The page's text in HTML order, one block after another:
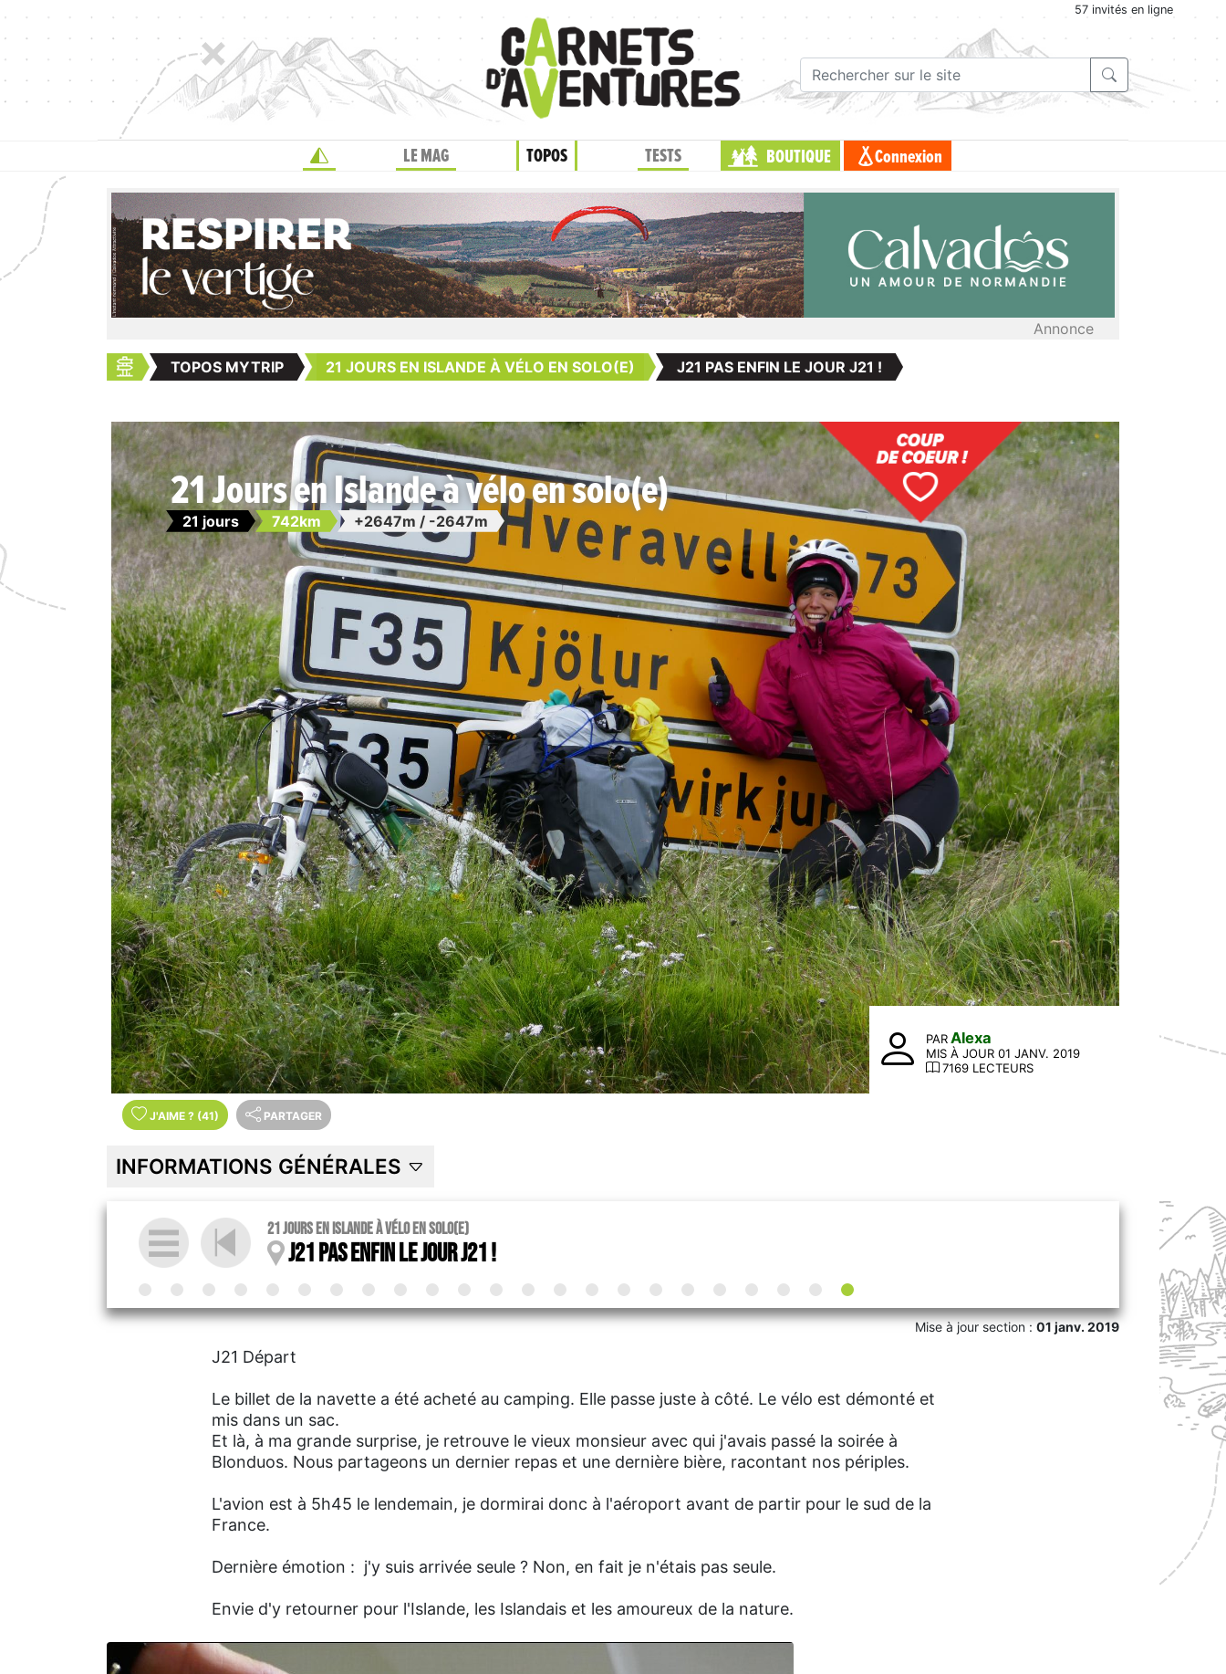
57 invités en ligne
LE MAG TOPOS TESTS BOUTIQUE Connexion
Annonce
TOPOS MYTRIP 21 JOURS EN ISLANDE À VÉLO EN SOLO(E) J21 PAS ENFIN LE JOUR J21 !
21 Jours en Islande à vélo en solo(e)
21 jours 742km +2647m / -2647m
PAR Alexa
MIS À JOUR 01 JANV. 2019
7169 LECTEURS
J'AIME ? (41) PARTAGER
INFORMATIONS GÉNÉRALES
21 Jours en Islande à vélo en solo(e)
J21 Pas enfin le Jour J21 !
Mise à jour section :01 janv. 2019
J21 Départ
Le billet de la navette a été acheté au camping. Elle passe juste à côté. Le vélo est démonté et
mis dans un sac.
Et là, à ma grande surprise, je retrouve le vieux monsieur avec qui j'avais passé la soirée à
Blonduos. Nous partageons un dernier repas et une dernière bière, racontant nos périples.
L'avion est à 5h45 le lendemain, je dormirai donc à l'aéroport avant de partir pour le sud de la
France.
Dernière émotion : j'y suis arrivée seule ? Non, en fait je n'étais pas seule.
Envie d'y retourner pour l'Islande, les Islandais et les amoureux de la nature.